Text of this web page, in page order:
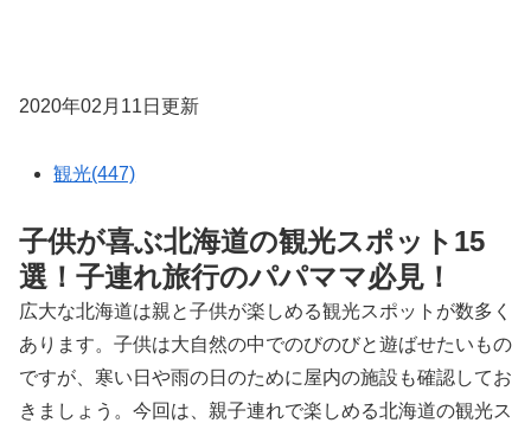
2020年02月11日更新
観光(447)
子供が喜ぶ北海道の観光スポット15
選！子連れ旅行のパパママ必見！
広大な北海道は親と子供が楽しめる観光スポットが数多く
あります。子供は大自然の中でのびのびと遊ばせたいもの
ですが、寒い日や雨の日のために屋内の施設も確認してお
きましょう。今回は、親子連れで楽しめる北海道の観光ス